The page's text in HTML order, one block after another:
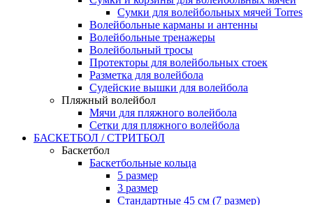
Сумки для волейбольных мячей Torres
Волейбольные карманы и антенны
Волейбольные тренажеры
Волейбольный тросы
Протекторы для волейбольных стоек
Разметка для волейбола
Судейские вышки для волейбола
Пляжный волейбол
Мячи для пляжного волейбола
Сетки для пляжного волейбола
БАСКЕТБОЛ / СТРИТБОЛ
Баскетбол
Баскетбольные кольца
5 размер
3 размер
Стандартные 45 см (7 размер)